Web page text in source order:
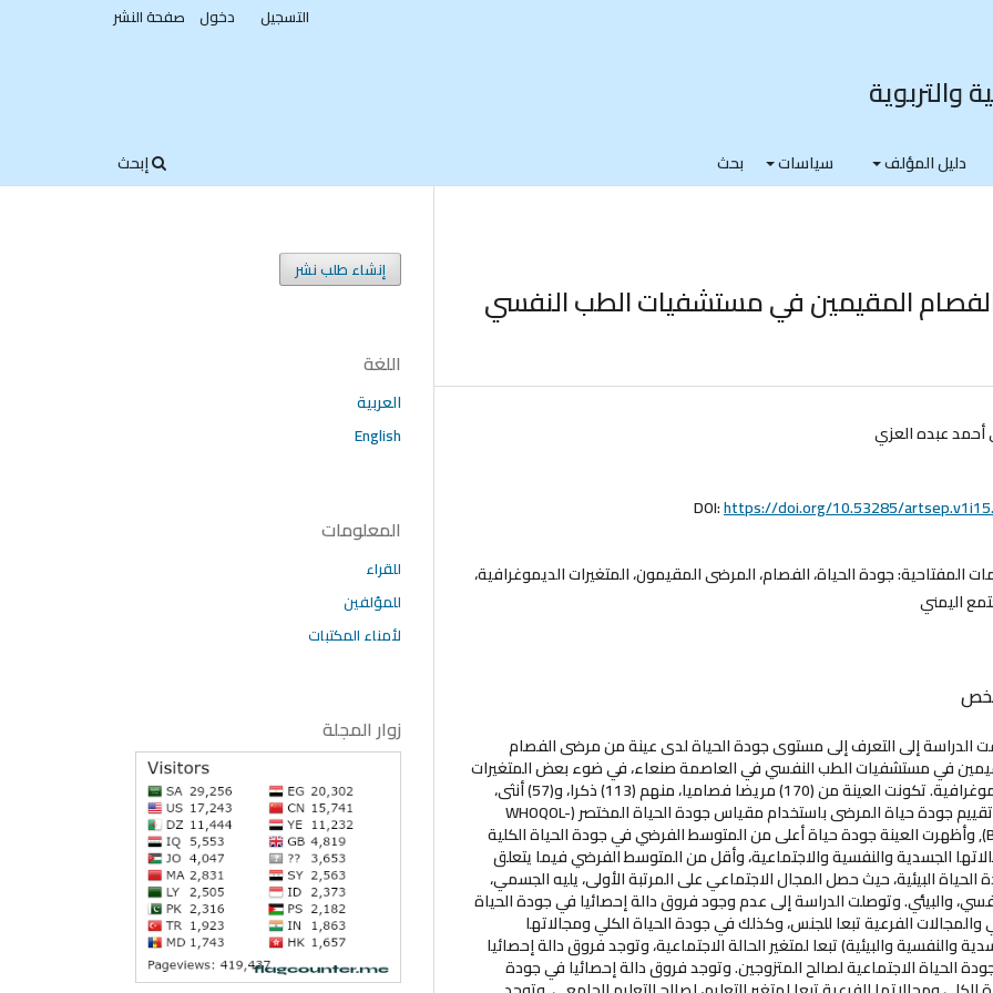
والتربوية
دليل المؤلف سياسات بحث إبحث
التسجيل دخول صفحة النشر
المقيمين في مستشفيات الطب النفسي
أحمد عبده العزي
DOI:https://doi.org/10.53285/
المفتاحية:جودة الحياة، الفصام، المرضى المقيمون، المتغيرات الديموغرافية،
اليمني
الدراسة إلى التعرف إلى مستوى جودة الحياة لدى عينة من مرضى الفصام
في مستشفيات الطب النفسي في العاصمة صنعاء، في ضوء بعض المتغيرات
الديموغرافية. تكونت العينة من (170) مريضا فصاميا، منهم (113) ذكرا، و(57) أنثى،
وتم تقييم جودة حياة المرضى باستخدام مقياس جودة الحياة المختصر (WHOQOL-
BREF), وأظهرت العينة جودة حياة أعلى من المتوسط الفرضي في جودة الحياة الكلية
الجسدية والنفسية والاجتماعية، وأقل من المتوسط الفرضي فيما يتعلق
الحياة البيئية، حيث حصل المجال الاجتماعي على المرتبة الأولى، يليه الجسمي،
والبيئي. وتوصلت الدراسة إلى عدم وجود فروق دالة إحصائيا في جودة الحياة
والمجالات الفرعية تبعا للجنس، وكذلك في جودة الحياة الكلي ومجالاتها
والنفسية والبيئية) تبعا لمتغير الحالة الاجتماعية، وتوجد فروق دالة إحصائيا
الحياة الاجتماعية لصالح المتزوجين. وتوجد فروق دالة إحصائيا في جودة
إنشاء طلب نشر
اللغة
العربية
English
المعلومات
للقراء
للمؤلفين
لأمناء المكتبات
زوار المجلة